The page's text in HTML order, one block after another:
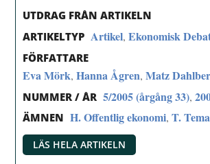
UTDRAG FRÅN ARTIKELN
ARTIKELTYP Artikel,Ekonomisk
FÖRFATTARE
Eva Mörk,Hanna Ågren,Matz
NUMMER / ÅR 5/2005 (årgång 33),
ÄMNEN H. Offentlig ekonomi,T.
LÄS HELA ARTIKELN